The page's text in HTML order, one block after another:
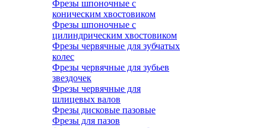
Фрезы шпоночные с
коническим хвостовиком
Фрезы шпоночные с
цилиндрическим хвостовиком
Фрезы червячные для зубчатых
колес
Фрезы червячные для зубьев
звездочек
Фрезы червячные для
шлицевых валов
Фрезы дисковые пазовые
Фрезы для пазов